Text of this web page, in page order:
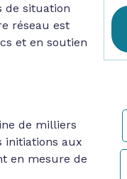
de situation
réseau est
et en soutien
de milliers
initiations aux
en mesure de